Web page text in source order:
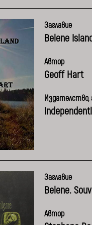
Заглавие
Belene
Автор
Geoff Hart
Издателство,
Заглавие
Belene.
Автор